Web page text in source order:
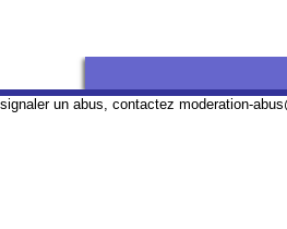
un abus, contactez moderation-